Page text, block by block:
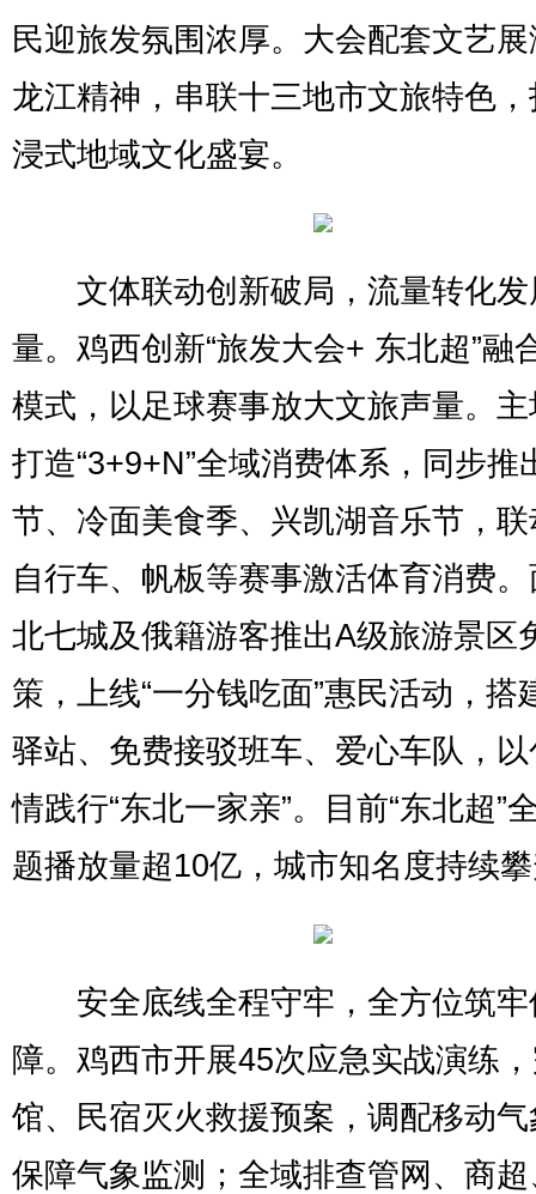
民迎旅发氛围浓厚。大会配套文艺
龙江精神，串联十三地市文旅特色
浸式地域文化盛宴。
文体联动创新破局，流量转化发
量。鸡西创新“旅发大会+ 东北超”融
模式，以足球赛事放大文旅声量。
打造“3+9+N”全域消费体系，同步推
节、冷面美食季、兴凯湖音乐节，
自行车、帆板等赛事激活体育消费
北七城及俄籍游客推出A级旅游景区
策，上线“一分钱吃面”惠民活动，搭
驿站、免费接驳班车、爱心车队，
情践行“东北一家亲”。目前“东北超”
题播放量超10亿，城市知名度持续
安全底线全程守牢，全方位筑牢
障。鸡西市开展45次应急实战演练
馆、民宿灭火救援预案，调配移动
保障气象监测；全域排查管网、商